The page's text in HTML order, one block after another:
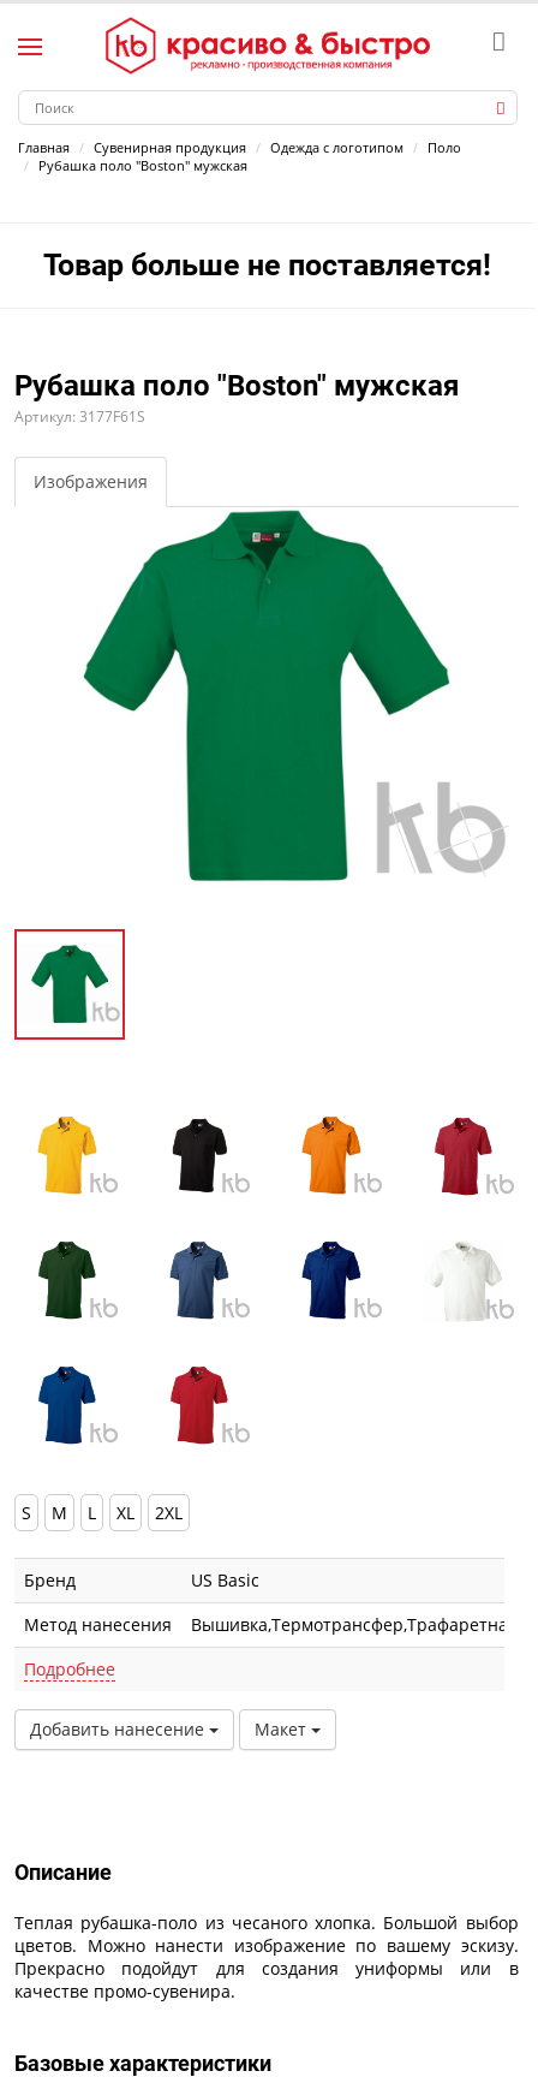
Главная Сувенирная продукция Одежда с логотипом
Поло
Рубашка поло "Boston" мужская
Товар больше не поставляется!
Рубашка поло "Boston" мужская
Артикул: 3177F61S
Изображения
S M L XL 2XL
Бренд
US Basic
Метод нанесения
Вышивка,Термотрансфер,Трафаретная
Подробнее
Добавить нанесение Макет
Описание
Теплая рубашка-поло из чесаного хлопка. Большой выбор
цветов. Можно нанести изображение по вашему эскизу.
Прекрасно подойдут для создания униформы или в
качестве промо-сувенира.
Базовые характеристики